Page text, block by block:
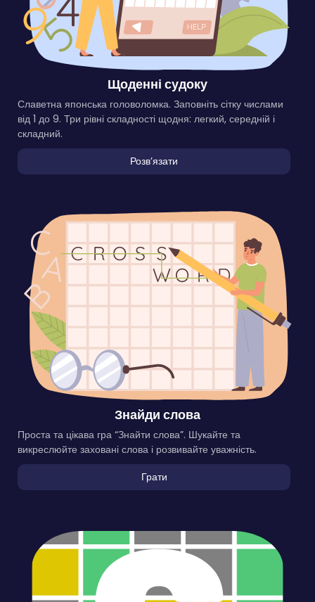
Щоденні судоку
Славетна японська головоломка. Заповніть сітку числами
від 1 до 9. Три рівні складності щодня: легкий, середній і
складний.
Розвʼязати
Знайди слова
Проста та цікава гра “Знайти слова”. Шукайте та
викреслюйте заховані слова і розвивайте уважність.
Грати